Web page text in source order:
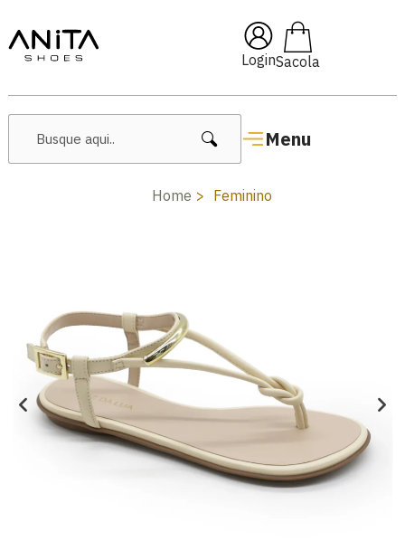
Login
Menu
🔥 Lançamentos Femininos
Home Feminino